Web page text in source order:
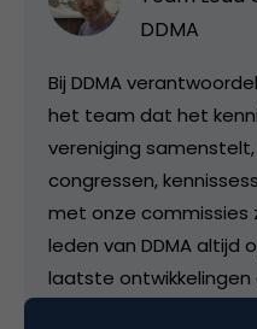
DDMA
Bij DDMA
het team dat het
vereniging
congressen,
met onze commissies
leden van DDMA altijd
laatste